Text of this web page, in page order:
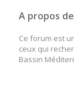
A propos
Ce forum est
ceux qui
Bassin